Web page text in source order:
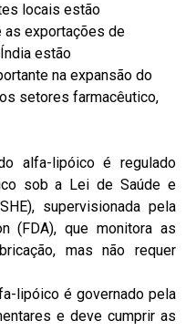
locais estão
as exportações de
estão
na expansão do
setores farmacêutico,
alfa-lipóico é regulado
sob a Lei de Saúde e
supervisionada pela
(FDA), que monitora as
mas não requer
lipóico é governado pela
e deve cumprir as